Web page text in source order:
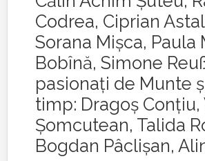
Codrea, Ciprian
Sorana Mișca, Paula
Bobînă, Simone
pasionaţi de Munte
timp: Dragoș
Șomcutean, Talida
Bogdan Pâclișan,